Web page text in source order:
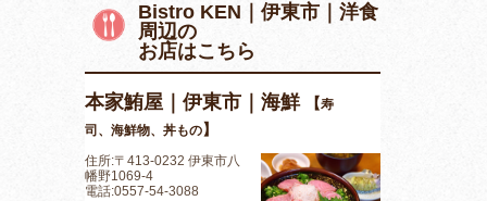
Bistro KEN｜伊東市｜洋食
周辺の
お店はこちら
本家鮪屋｜伊東市｜海鮮 【寿
司、海鮮物、丼もの】
住所:〒413-0232 伊東市八
幡野1069-4
電話:0557-54-3088